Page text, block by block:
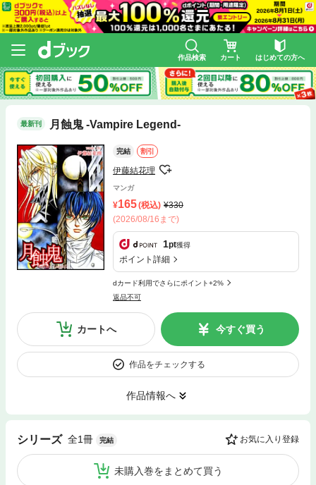
作品検索 カート はじめての方へ
最新刊 月蝕鬼 -Vampire Legend-
完結 割引
伊藤結花理
マンガ
165(税込)
330
(2026/08/16まで)
1pt獲得
ポイント詳細
dカード利用でさらにポイント+2%
返品不可
カートへ 今すぐ買う
作品をチェックする
作品情報へ
シリーズ 全1冊 完結 お気に入り登録
未購入巻をまとめて買う